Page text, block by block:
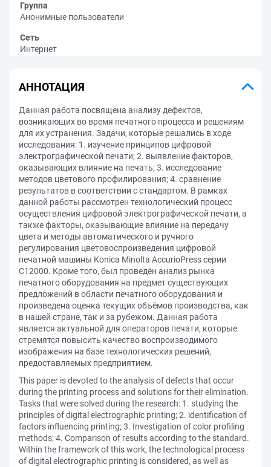
Группа
Анонимные пользователи
Сеть
Интернет
АННОТАЦИЯ
Данная работа посвящена анализу дефектов,
возникающих во время печатного процесса и решениям
для их устранения. Задачи, которые решались в ходе
исследования: 1. изучение принципов цифровой
электрографической печати; 2. выявление факторов,
оказывающих влияние на печать; 3. исследование
методов цветового профилирования; 4. сравнение
результатов в соответствии с стандартом. В рамках
данной работы рассмотрен технологический процесс
осуществления цифровой электрографической печати, а
также факторы, оказывающие влияние на передачу
цвета и методы автоматического и ручного
регулирования цветовоспроизведения цифровой
печатной машины Konica Minolta AccurioPress серии
C12000. Кроме того, был проведён анализ рынка
печатного оборудования на предмет существующих
предложений в области печатного оборудования и
произведена оценка текущих объёмов производства, как
в нашей стране, так и за рубежом. Данная работа
является актуальной для операторов печати, которые
стремятся повысить качество воспроизводимого
изображения на базе технологических решений,
предоставляемых предприятием.
This paper is devoted to the analysis of defects that occur
during the printing process and solutions for their elimination.
Tasks that were solved during the research: 1. studying the
principles of digital electrographic printing; 2. identification of
factors influencing printing; 3. Investigation of color profiling
methods; 4. Comparison of results according to the standard.
Within the framework of this work, the technological process
of digital electrographic printing is considered, as well as